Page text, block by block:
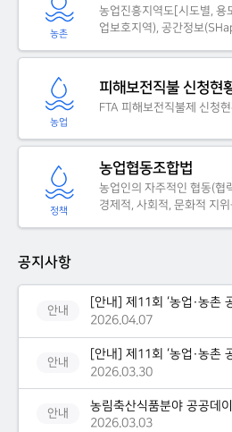
농촌
농업진흥지역도[시도별, 용
업보호지역), 공간정보
농업
피해보전직불 신청현
FTA 피해보전직불제 신청
정책
농업협동조합법
농업인의 자주적인 협동(협
경제적, 사회적, 문화적 지위
공지사항
안내
[안내] 제11회 ‘농업·농촌 공공데
2026.04.07
안내
[안내] 제11회 ‘농업·농촌 공공데
2026.03.30
안내
농림축산식품분야 공공데이터
2026.03.03